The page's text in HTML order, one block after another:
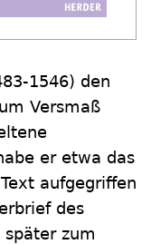
1546) den
Versmaß
er etwa das
aufgegriffen
des
später zum